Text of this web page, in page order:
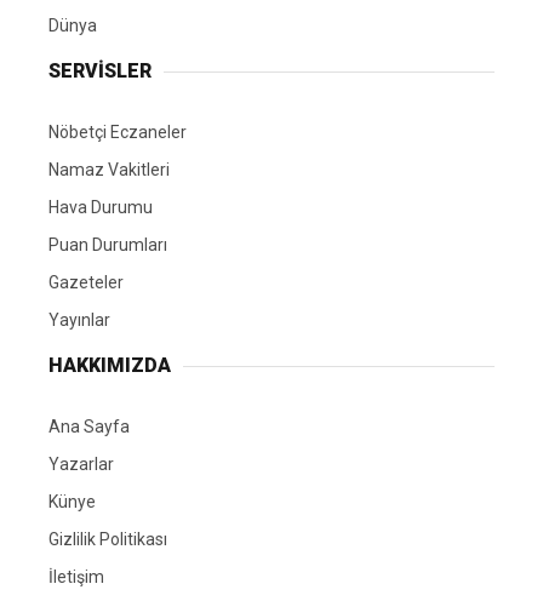
Dünya
SERVİSLER
Nöbetçi Eczaneler
Namaz Vakitleri
Hava Durumu
Puan Durumları
Gazeteler
Yayınlar
HAKKIMIZDA
Ana Sayfa
Yazarlar
Künye
Gizlilik Politikası
İletişim